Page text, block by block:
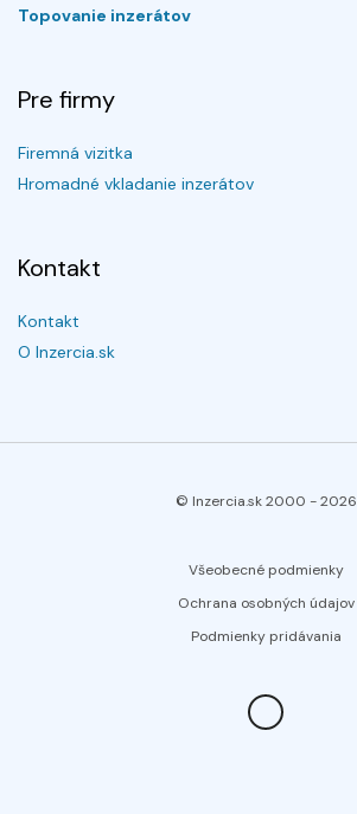
Topovanie inzerátov
Pre firmy
Firemná vizitka
Hromadné vkladanie inzerátov
Kontakt
Kontakt
O Inzercia.sk
© Inzercia.sk 2000 -2026
Všeobecné podmienky
Ochrana osobných údajov
Podmienky pridávania